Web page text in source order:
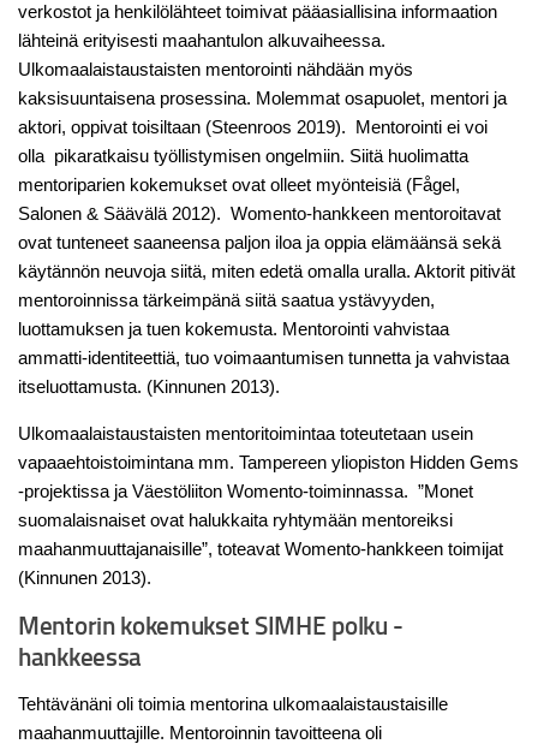
verkostot ja henkilölähteet toimivat pääasiallisina informaation
lähteinä erityisesti maahantulon alkuvaiheessa.
Ulkomaalaistaustaisten mentorointi nähdään myös
kaksisuuntaisena prosessina. Molemmat osapuolet, mentori ja
aktori, oppivat toisiltaan (Steenroos 2019). Mentorointi ei voi
olla pikaratkaisu työllistymisen ongelmiin. Siitä huolimatta
mentoriparien kokemukset ovat olleet myönteisiä (Fågel,
Salonen & Säävälä 2012). Womento-hankkeen mentoroitavat
ovat tunteneet saaneensa paljon iloa ja oppia elämäänsä sekä
käytännön neuvoja siitä, miten edetä omalla uralla. Aktorit pitivät
mentoroinnissa tärkeimpänä siitä saatua ystävyyden,
luottamuksen ja tuen kokemusta. Mentorointi vahvistaa
ammatti-identiteettiä, tuo voimaantumisen tunnetta ja vahvistaa
itseluottamusta. (Kinnunen 2013).
Ulkomaalaistaustaisten mentoritoimintaa toteutetaan usein
vapaaehtoistoimintana mm. Tampereen yliopiston Hidden Gems
-projektissa ja Väestöliiton Womento-toiminnassa. ”Monet
suomalaisnaiset ovat halukkaita ryhtymään mentoreiksi
maahanmuuttajanaisille”, toteavat Womento-hankkeen toimijat
(Kinnunen 2013).
Mentorin kokemukset SIMHE polku -
hankkeessa
Tehtävänäni oli toimia mentorina ulkomaalaistaustaisille
maahanmuuttajille. Mentoroinnin tavoitteena oli